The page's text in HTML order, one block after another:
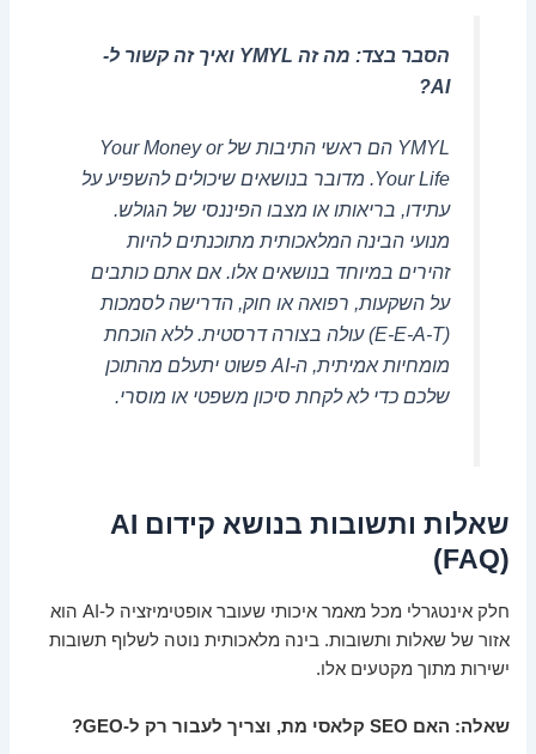
הסבר בצד: מה זה YMYL ואיך זה קשור ל-
AI?
YMYL הם ראשי התיבות של Your Money or
Your Life. מדובר בנושאים שיכולים להשפיע על
עתידו, בריאותו או מצבו הפיננסי של הגולש.
מנועי הבינה המלאכותית מתוכנתים להיות
זהירים במיוחד בנושאים אלו. אם אתם כותבים
על השקעות, רפואה או חוק, הדרישה לסמכות
(E-E-A-T) עולה בצורה דרסטית. ללא הוכחת
מומחיות אמיתית, ה-AI פשוט יתעלם מהתוכן
שלכם כדי לא לקחת סיכון משפטי או מוסרי.
שאלות ותשובות בנושא קידום AI
(FAQ)
חלק אינטגרלי מכל מאמר איכותי שעובר אופטימיזציה ל-AI הוא
אזור של שאלות ותשובות. בינה מלאכותית נוטה לשלוף תשובות
ישירות מתוך מקטעים אלו.
שאלה: האם SEO קלאסי מת, וצריך לעבור רק ל-GEO?